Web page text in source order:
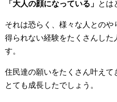
「大人の顔になっている」 とは
それは恐らく、様々な人との
得られない経験をたくさんした
す。
住民達の願いをたくさん叶えて
とても成長したでしょう。